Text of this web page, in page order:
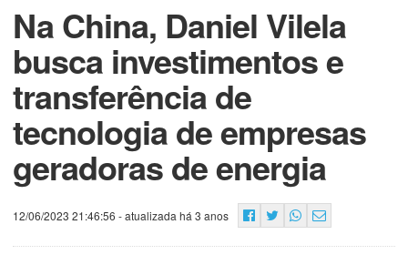
Na China, Daniel Vilela
busca investimentos e
transferência de
tecnologia de empresas
geradoras de energia
12/06/2023 21:46:56 - atualizada há 3 anos